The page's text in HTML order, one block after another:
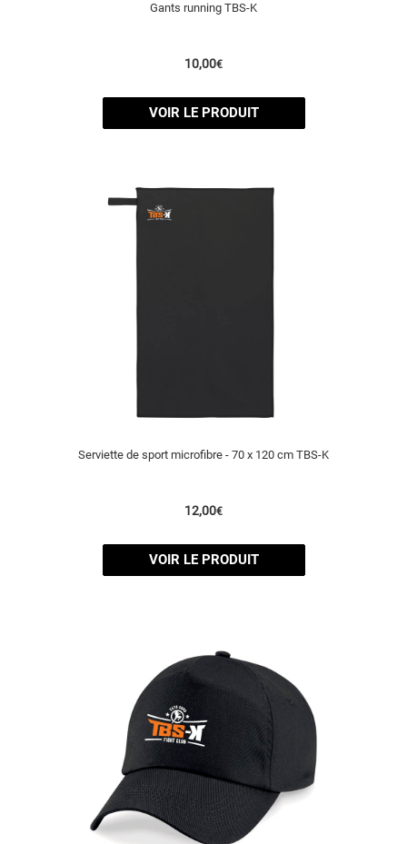
Gants running TBS-K
10,00€
VOIR LE PRODUIT
Serviette de sport microfibre - 70 x 120 cm TBS-K
12,00€
VOIR LE PRODUIT